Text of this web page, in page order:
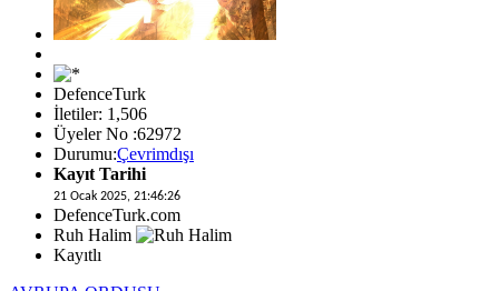
DefenceTurk
İletiler: 1,506
Üyeler No :62972
Durumu:Çevrimdışı
Kayıt Tarihi
21 Ocak 2025, 21:46:26
DefenceTurk.com
Ruh Halim
Kayıtlı